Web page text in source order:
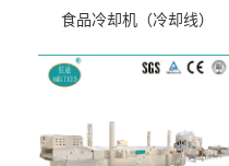
食品冷却机（冷却线）